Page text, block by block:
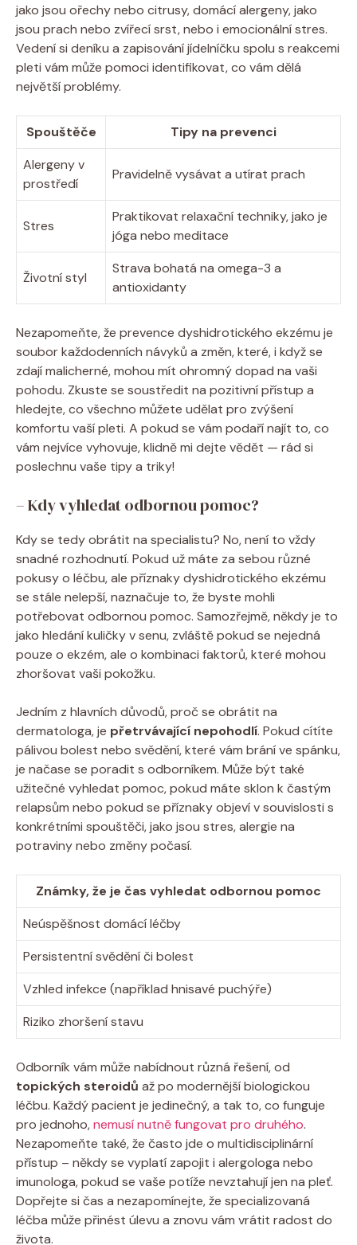
jako jsou ořechy nebo citrusy, domácí alergeny, jako
⁣jsou prach⁢ nebo‍ zvířecí srst, nebo i emocionální ⁤stres.⁢
Vedení si deníku⁣ a zapisování​ jídelníčku spolu s reakcemi
pleti vám ⁢může‌ pomoci identifikovat, co ⁢vám dělá
největší⁢ problémy.
Spouštěče
Tipy na prevenci
Alergeny ⁣v
prostředí
Pravidelně⁤ vysávat ​a​ utírat prach
Stres
Praktikovat​ relaxační techniky,⁤ jako je
jóga nebo meditace
Životní styl
Strava bohatá‌ na omega-3 a
antioxidanty
Nezapomeňte, ⁢že prevence ‍dyshidrotického ekzému⁣ je
soubor ⁢každodenních návyků a ⁢změn, které, i když se
zdají malicherné, mohou mít‍ ohromný⁣ dopad na vaši
‍pohodu.​ Zkuste se⁢ soustředit‌ na pozitivní přístup a
hledejte, co všechno můžete⁢ udělat pro ​zvýšení​
komfortu⁣ vaší pleti. A⁤ pokud se vám podaří najít to, co
vám nejvíce vyhovuje, klidně mi dejte⁣ vědět⁢ — rád​ si ​
poslechnu vaše tipy⁣ a triky!
– Kdy vyhledat odbornou pomoc?
Kdy ⁣se tedy obrátit na specialistu? No, není to vždy
snadné rozhodnutí. Pokud⁣ už máte za sebou různé
pokusy⁣ o léčbu, ale příznaky dyshidrotického ekzému ​
se stále nelepší, naznačuje‍ to, ⁤že byste mohli ​
potřebovat odbornou⁢ pomoc. ​Samozřejmě, ⁤někdy‍ je to
⁢jako hledání kuličky ‌v senu, zvláště pokud se nejedná​
pouze o ekzém, ale ⁣o kombinaci faktorů, které mohou
zhoršovat ⁤vaši pokožku.
Jedním​ z hlavních důvodů, proč se obrátit na​
dermatologa, je přetrvávající nepohodlí. Pokud ‍cítíte
pálivou bolest nebo svědění, které ⁣vám brání ve⁤ spánku,‌
je načase ⁣se poradit s ‍odborníkem. ⁣Může být také
užitečné vyhledat pomoc, pokud⁤ máte sklon k‍ častým
relapsům nebo pokud se příznaky objeví v souvislosti‌ s
konkrétními⁣ spouštěči, jako ​jsou stres,⁣ alergie na
potraviny⁣ nebo změny počasí.
Známky, že‌ je čas ​vyhledat odbornou pomoc
Neúspěšnost domácí léčby
Persistentní svědění či bolest
Vzhled infekce (například hnisavé ​puchýře)
Riziko zhoršení stavu
Odborník vám může ⁣nabídnout různá řešení, od
topických steroidů ⁤až po modernější‍ biologickou
léčbu.⁤ Každý pacient je⁤ jedinečný, a tak to, ⁣co funguje
‍pro jednoho,nemusí nutně fungovat pro druhého.
Nezapomeňte také, že​ často jde o‍ multidisciplinární
přístup – někdy se ⁤vyplatí zapojit i alergologa‍ nebo
imunologa, pokud​ se⁢ vaše potíže nevztahují ⁤jen⁤ na pleť.
Dopřejte ⁣si čas a​ nezapomínejte,⁤ že specializovaná
⁢léčba může​ přinést úlevu a znovu⁤ vám vrátit radost‍ do
života.